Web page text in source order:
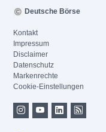
Deutsche Börse
Kontakt
Impressum
Disclaimer
Datenschutz
Markenrechte
Cookie-Einstellungen